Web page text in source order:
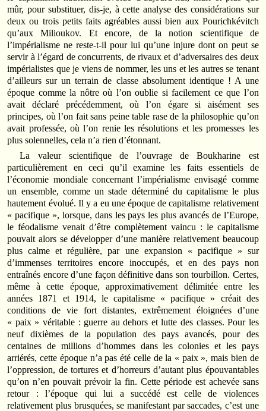
mûr, pour substituer, dis-je, à cette analyse des considérations sur
deux ou trois petits faits agréables aussi bien aux Pourichkévitch
qu’aux Milioukov. Et encore, de la notion scientifique de
l’impérialisme ne reste-t-il pour lui qu’une injure dont on peut se
servir à l’égard de concurrents, de rivaux et d’adversaires des deux
impérialistes que je viens de nommer, les uns et les autres se tenant
d’ailleurs sur un terrain de classe absolument identique ! A une
époque comme la nôtre où l’on oublie si facilement ce que l’on
avait déclaré précédemment, où l’on égare si aisément ses
principes, où l’on fait sans peine table rase de la philosophie qu’on
avait professée, où l’on renie les résolutions et les promesses les
plus solennelles, cela n’a rien d’étonnant.
La valeur scientifique de l’ouvrage de Boukharine est
particulièrement en ceci qu’il examine les faits essentiels de
l’économie mondiale concernant l’impérialisme envisagé comme
un ensemble, comme un stade déterminé du capitalisme le plus
hautement évolué. Il y a eu une époque de capitalisme relativement
« pacifique », lorsque, dans les pays les plus avancés de l’Europe,
le féodalisme venait d’être complètement vaincu : le capitalisme
pouvait alors se développer d’une manière relativement beaucoup
plus calme et régulière, par une expansion « pacifique » sur
d’immenses territoires encore inoccupés, et en des pays non
entraînés encore d’une façon définitive dans son tourbillon. Certes,
même à cette époque, approximativement délimitée entre les
années 1871 et 1914, le capitalisme « pacifique » créait des
conditions de vie fort distantes, extrêmement éloignées d’une
« paix » véritable : guerre au dehors et lutte des classes. Pour les
neuf dixièmes de la population des pays avancés, pour des
centaines de millions d’hommes dans les colonies et les pays
arriérés, cette époque n’a pas été celle de la « paix », mais bien de
l’oppression, de tortures et d’horreurs d’autant plus épouvantables
qu’on n’en pouvait prévoir la fin. Cette période est achevée sans
retour : l’époque qui lui a succédé est celle de violences
relativement plus brusquées, se manifestant par saccades, c’est une